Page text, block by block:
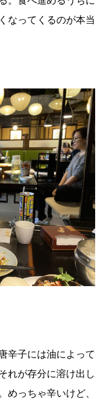
なってくるのが本当
辛子には油によって
れが存分に溶け出し
めっちゃ辛いけど、